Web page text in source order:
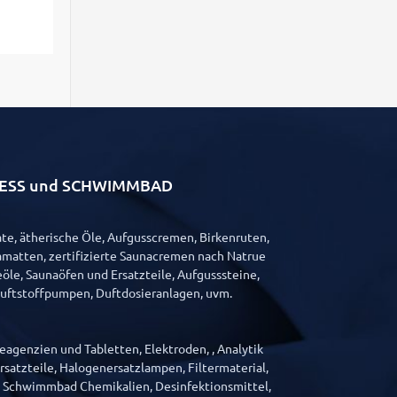
und SCHWIMMBAD
ätherische Öle, Aufgusscremen, Birkenruten,
zertifizierte Saunacremen nach Natrue
Saunaöfen und Ersatzteile, Aufgusssteine,
Duftdosieranlagen, uvm.
und Tabletten, Elektroden, , Analytik
Halogenersatzlampen, Filtermaterial,
Chemikalien, Desinfektionsmittel,